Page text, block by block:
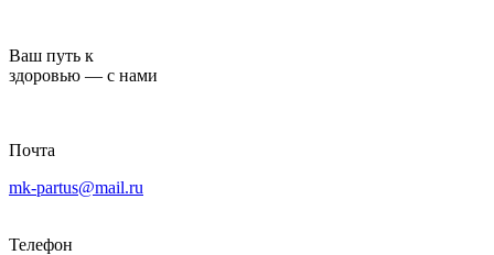
содержимому
Ваш путь к
здоровью — с нами
Почта
mk-partus@mail.ru
Телефон